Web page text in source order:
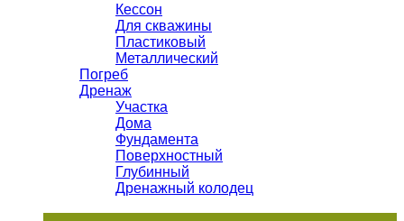
Кессон
Для скважины
Пластиковый
Металлический
Погреб
Дренаж
Участка
Дома
Фундамента
Поверхностный
Глубинный
Дренажный колодец